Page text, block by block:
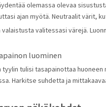
olemassa olevaa
ajan myötä. Neutraalit värit,
valitessasi värejä.
luominen
tyylin tulisi tasapainottaa
Harkitse suhdetta ja